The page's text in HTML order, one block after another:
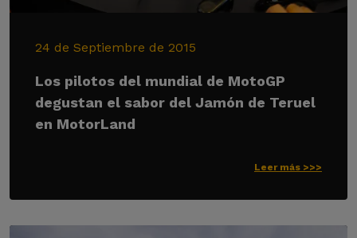
24 de Septiembre de 2015
Los pilotos del mundial de MotoGP
degustan el sabor del Jamón de Teruel
en MotorLand
Leer más >>>